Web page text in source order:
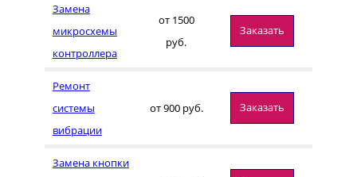
Замена
микросхемы
контроллера
от 1500
руб.
Заказать
Ремонт
системы
вибрации
от 900 руб. Заказать
Замена кнопки